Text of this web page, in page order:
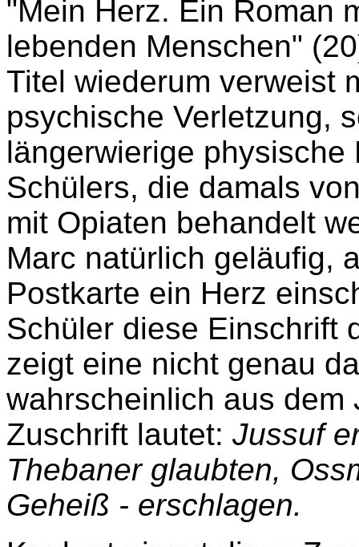
"Mein Herz. Ein Roman
lebenden Menschen"
Titel wiederum verweist
psychische Verletzung,
längerwierige
Schülers, die damals
mit Opiaten behandelt
Marc natürlich geläufig,
Postkarte ein Herz
Schüler diese Einschrift
zeigt eine nicht genau
wahrscheinlich aus dem
Zuschrift lautet: Jussuf
Thebaner glaubten,
Geheiß - erschlagen.